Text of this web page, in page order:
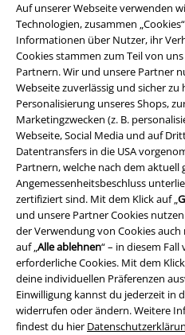
Auf unserer Webseite verwenden
Technologien, zusammen
Informationen über Nutzer, ihr
Cookies stammen zum Teil von
Partnern. Wir und unsere Partner
Webseite zuverlässig und sicher
Personalisierung unseres Shops,
Marketingzwecken (z. B.
Webseite, Social Media und auf
Datentransfers in die USA
Partnern, welche nach dem aktuell
Angemessenheitsbeschluss
zertifiziert sind. Mit dem Klick auf „
und unsere Partner Cookies
der Verwendung von Cookies
auf „Alle ablehnen“ – in diesem
erforderliche Cookies. Mit dem
deine individuellen Präferenzen
Einwilligung kannst du jederzeit in
widerrufen oder ändern. Weitere
findest du hier
Rechtliches
AGB
Impressum
Datenschutz